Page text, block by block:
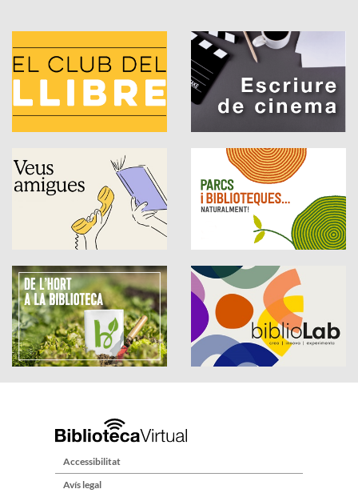
Accessibilitat
Avís legal